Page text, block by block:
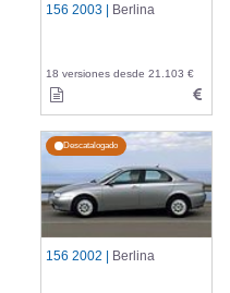
156 2003 | Berlina
18 versiones desde 21.103 €
Descatalogado
156 2002 | Berlina